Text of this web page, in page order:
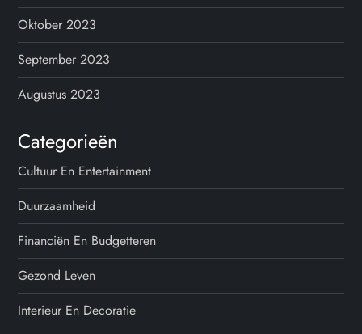
Oktober 2023
September 2023
Augustus 2023
Categorieën
Cultuur En Entertainment
Duurzaamheid
Financiën En Budgetteren
Gezond Leven
Interieur En Decoratie